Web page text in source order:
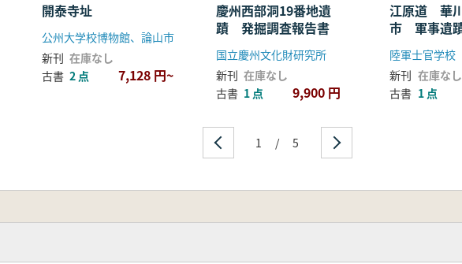
開泰寺址
公州大学校博物館、論山市
新刊 在庫なし
古書 2 点 7,128 円~
慶州西部洞19番地遺
蹟 発掘調査報告書
国立慶州文化財研究所
新刊 在庫なし
古書 1 点 9,900 円
江原道 華
市 軍事遺
告書
陸軍士官学
新刊 在庫なし
古書 1 点
1 / 5